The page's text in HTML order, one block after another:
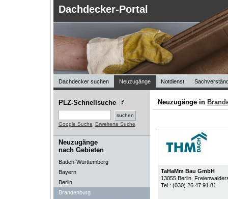
Dachdecker-Portal
Dachdecker suchen Neuzugänge Notdienst
PLZ-Schnellsuche
Google Suche Erweiterte Suche
Neuzugänge
nach Gebieten
Baden-Württemberg
Bayern
Berlin
Brandenburg
Neuzugänge in
TaHaMm Bau GmbH
13055 Berlin,
Tel.: (030) 26 47 91 81